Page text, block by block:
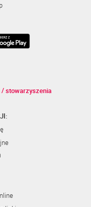
stowarzyszenia